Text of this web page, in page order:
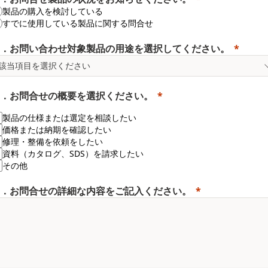
製品の購入を検討している
すでに使用している製品に関する問合せ
お問い合わせ対象製品の用途を選択してください。
お問合せの概要を選択ください。
製品の仕様または選定を相談したい
価格または納期を確認したい
修理・整備を依頼をしたい
資料（カタログ、SDS）を請求したい
その他
お問合せの詳細な内容をご記入ください。